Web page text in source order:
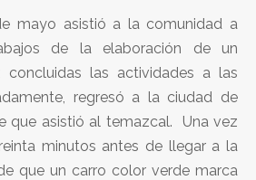
mayo asistió a la comunidad a
de la elaboración de un
concluidas las actividades a las
regresó a la ciudad de
que asistió al temazcal. Una vez
minutos antes de llegar a la
que un carro color verde marca